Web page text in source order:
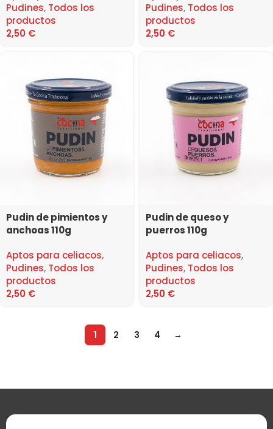
Pudines, Todos los
productos
2,50 €
Pudines, Todos los
productos
2,50 €
Pudin de pimientos y
anchoas 110g
Aptos para celiacos,
Pudines, Todos los
productos
2,50 €
Pudin de queso y
puerros 110g
Aptos para celiacos,
Pudines, Todos los
productos
2,50 €
1 2 3 4 →